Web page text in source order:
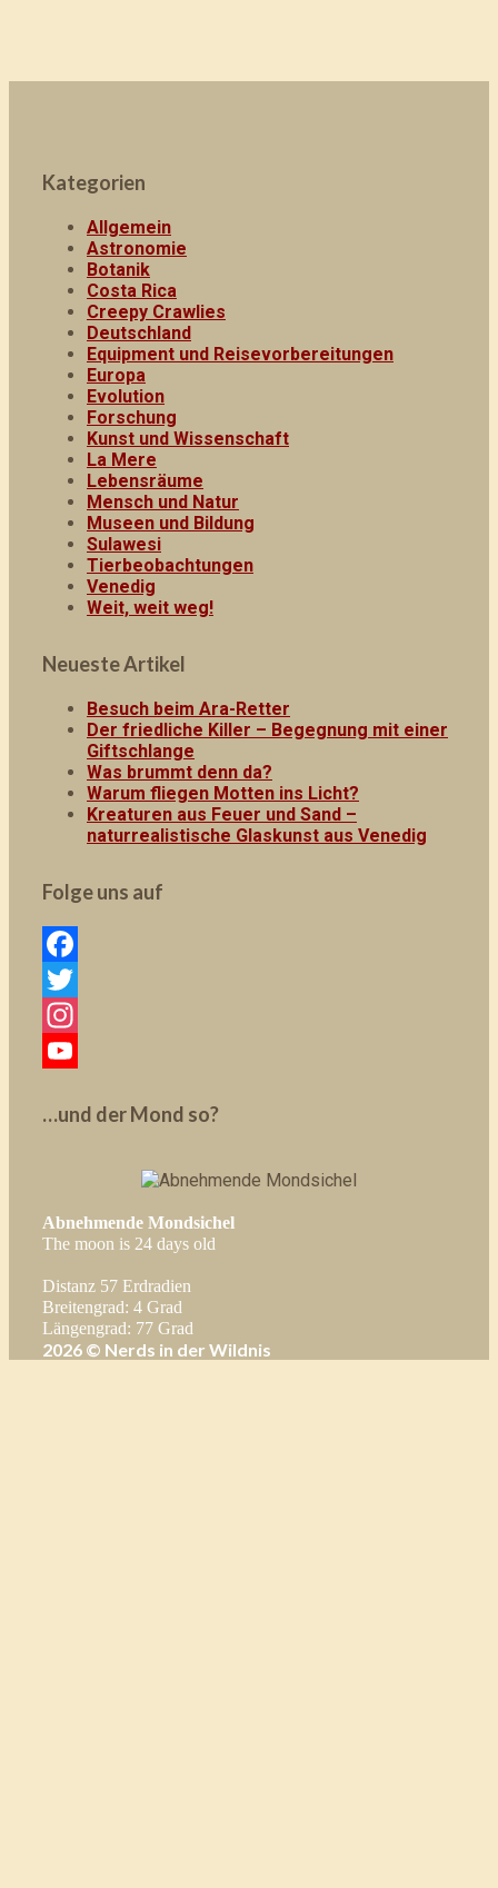
Kategorien
Allgemein
Astronomie
Botanik
Costa Rica
Creepy Crawlies
Deutschland
Equipment und Reisevorbereitungen
Europa
Evolution
Forschung
Kunst und Wissenschaft
La Mere
Lebensräume
Mensch und Natur
Museen und Bildung
Sulawesi
Tierbeobachtungen
Venedig
Weit, weit weg!
Neueste Artikel
Besuch beim Ara-Retter
Der friedliche Killer – Begegnung mit einer
Giftschlange
Was brummt denn da?
Warum fliegen Motten ins Licht?
Kreaturen aus Feuer und Sand –
naturrealistische Glaskunst aus Venedig
Folge uns auf
F
a
c
b
k
T
w
t
r
s
g
a
m
o
u
e
C
…und der Mond so?
Abnehmende Mondsichel
The moon is 24 days old
Distanz 57 Erdradien
Breitengrad: 4 Grad
Längengrad: 77 Grad
2026 © Nerds in der Wildnis